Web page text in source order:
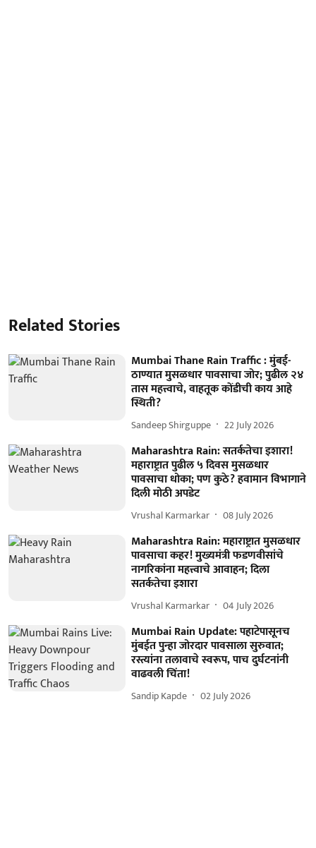
Related Stories
Mumbai Thane Rain Traffic : मुंबई-
ठाण्यात मुसळधार पावसाचा जोर; पुढील २४
तास महत्त्वाचे, वाहतूक कोंडीची काय आहे
स्थिती?
Sandeep Shirguppe 22 July 2026
Maharashtra Rain: सतर्कतेचा इशारा!
महाराष्ट्रात पुढील ५ दिवस मुसळधार
पावसाचा धोका; पण कुठे? हवामान विभागाने
दिली मोठी अपडेट
Vrushal Karmarkar 08 July 2026
Maharashtra Rain: महाराष्ट्रात मुसळधार
पावसाचा कहर! मुख्यमंत्री फडणवीसांचे
नागरिकांना महत्त्वाचे आवाहन; दिला
सतर्कतेचा इशारा
Vrushal Karmarkar 04 July 2026
Mumbai Rain Update: पहाटेपासूनच
मुंबईत पुन्हा जोरदार पावसाला सुरुवात;
रस्त्यांना तलावाचे स्वरूप, पाच दुर्घटनांनी
वाढवली चिंता!
Sandip Kapde 02 July 2026